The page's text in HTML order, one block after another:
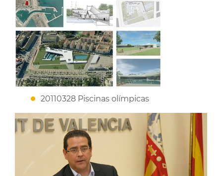
20110328 Piscinas olímpicas